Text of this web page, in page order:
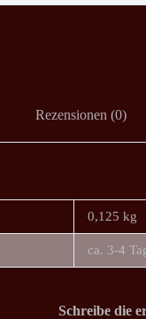
Rezensionen (0)
0,125 kg
ca. 3-4
Schreibe die